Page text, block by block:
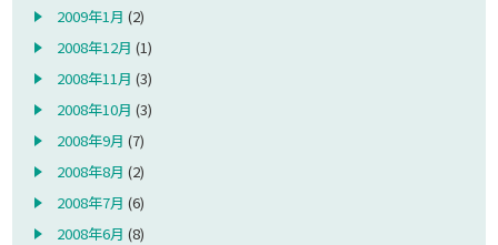
2009年1月 (2)
2008年12月 (1)
2008年11月 (3)
2008年10月 (3)
2008年9月 (7)
2008年8月 (2)
2008年7月 (6)
2008年6月 (8)